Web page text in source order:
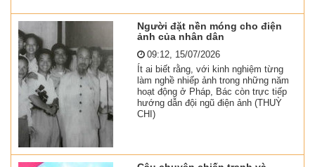
Người đặt nền móng cho điện
ảnh của nhân dân
09:12, 15/07/2026
Ít ai biết rằng, với kinh nghiệm từng
làm nghề nhiếp ảnh trong những năm
hoạt động ở Pháp, Bác còn trực tiếp
hướng dẫn đội ngũ điện ảnh (THUỲ
CHI)